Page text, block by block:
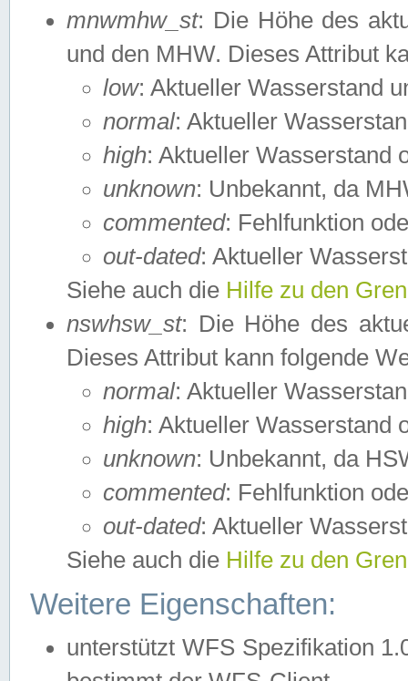
mnwmhw_st: Die Höhe des
und den MHW. Dieses Attribut
low: Aktueller Wasserstand
normal: Aktueller
high: Aktueller Wasserstand
unknown: Unbekannt, da
commented: Fehlfunktion
out-dated: Aktueller
Siehe auch die Hilfe zu den
nswhsw_st: Die Höhe des
Dieses Attribut kann folgende
normal: Aktueller
high: Aktueller Wasserstand
unknown: Unbekannt, da
commented: Fehlfunktion
out-dated: Aktueller
Siehe auch die Hilfe zu den
Weitere Eigenschaften:
unterstützt WFS Spezifikation